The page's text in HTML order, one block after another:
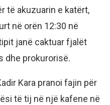
të akuzuarin e katërt,
në orën 12:30 në
janë caktuar fjalët
dhe prokurorisë.
Kara pranoi fajin për
të tij në një kafene në